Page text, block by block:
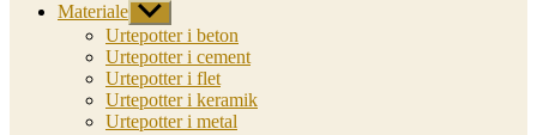
Materiale Vis
undermenu
Urtepotter i beton
Urtepotter i cement
Urtepotter i flet
Urtepotter i keramik
Urtepotter i metal